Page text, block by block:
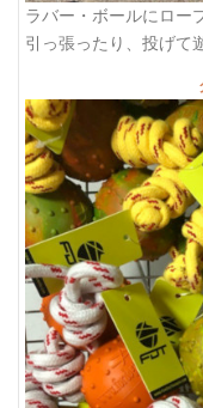
ラバー・ボールにロー
引っ張ったり、投げて